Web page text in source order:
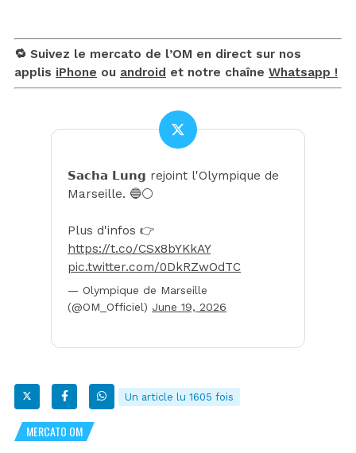
🔁 Suivez le mercato de l’OM en direct sur nos
applis iPhone ou android et notre chaîne Whatsapp !
𝗦𝗮𝗰𝗵𝗮 𝗟𝘂𝗻𝗴 rejoint l'Olympique de
Marseille. 🔵⚪️
Plus d'infos 👉
https://t.co/CSx8bYKkAY
pic.twitter.com/0DkRZwOdTC
— Olympique de Marseille
(@OM_Officiel) June 19, 2026
Un article lu 1605 fois
MERCATO OM